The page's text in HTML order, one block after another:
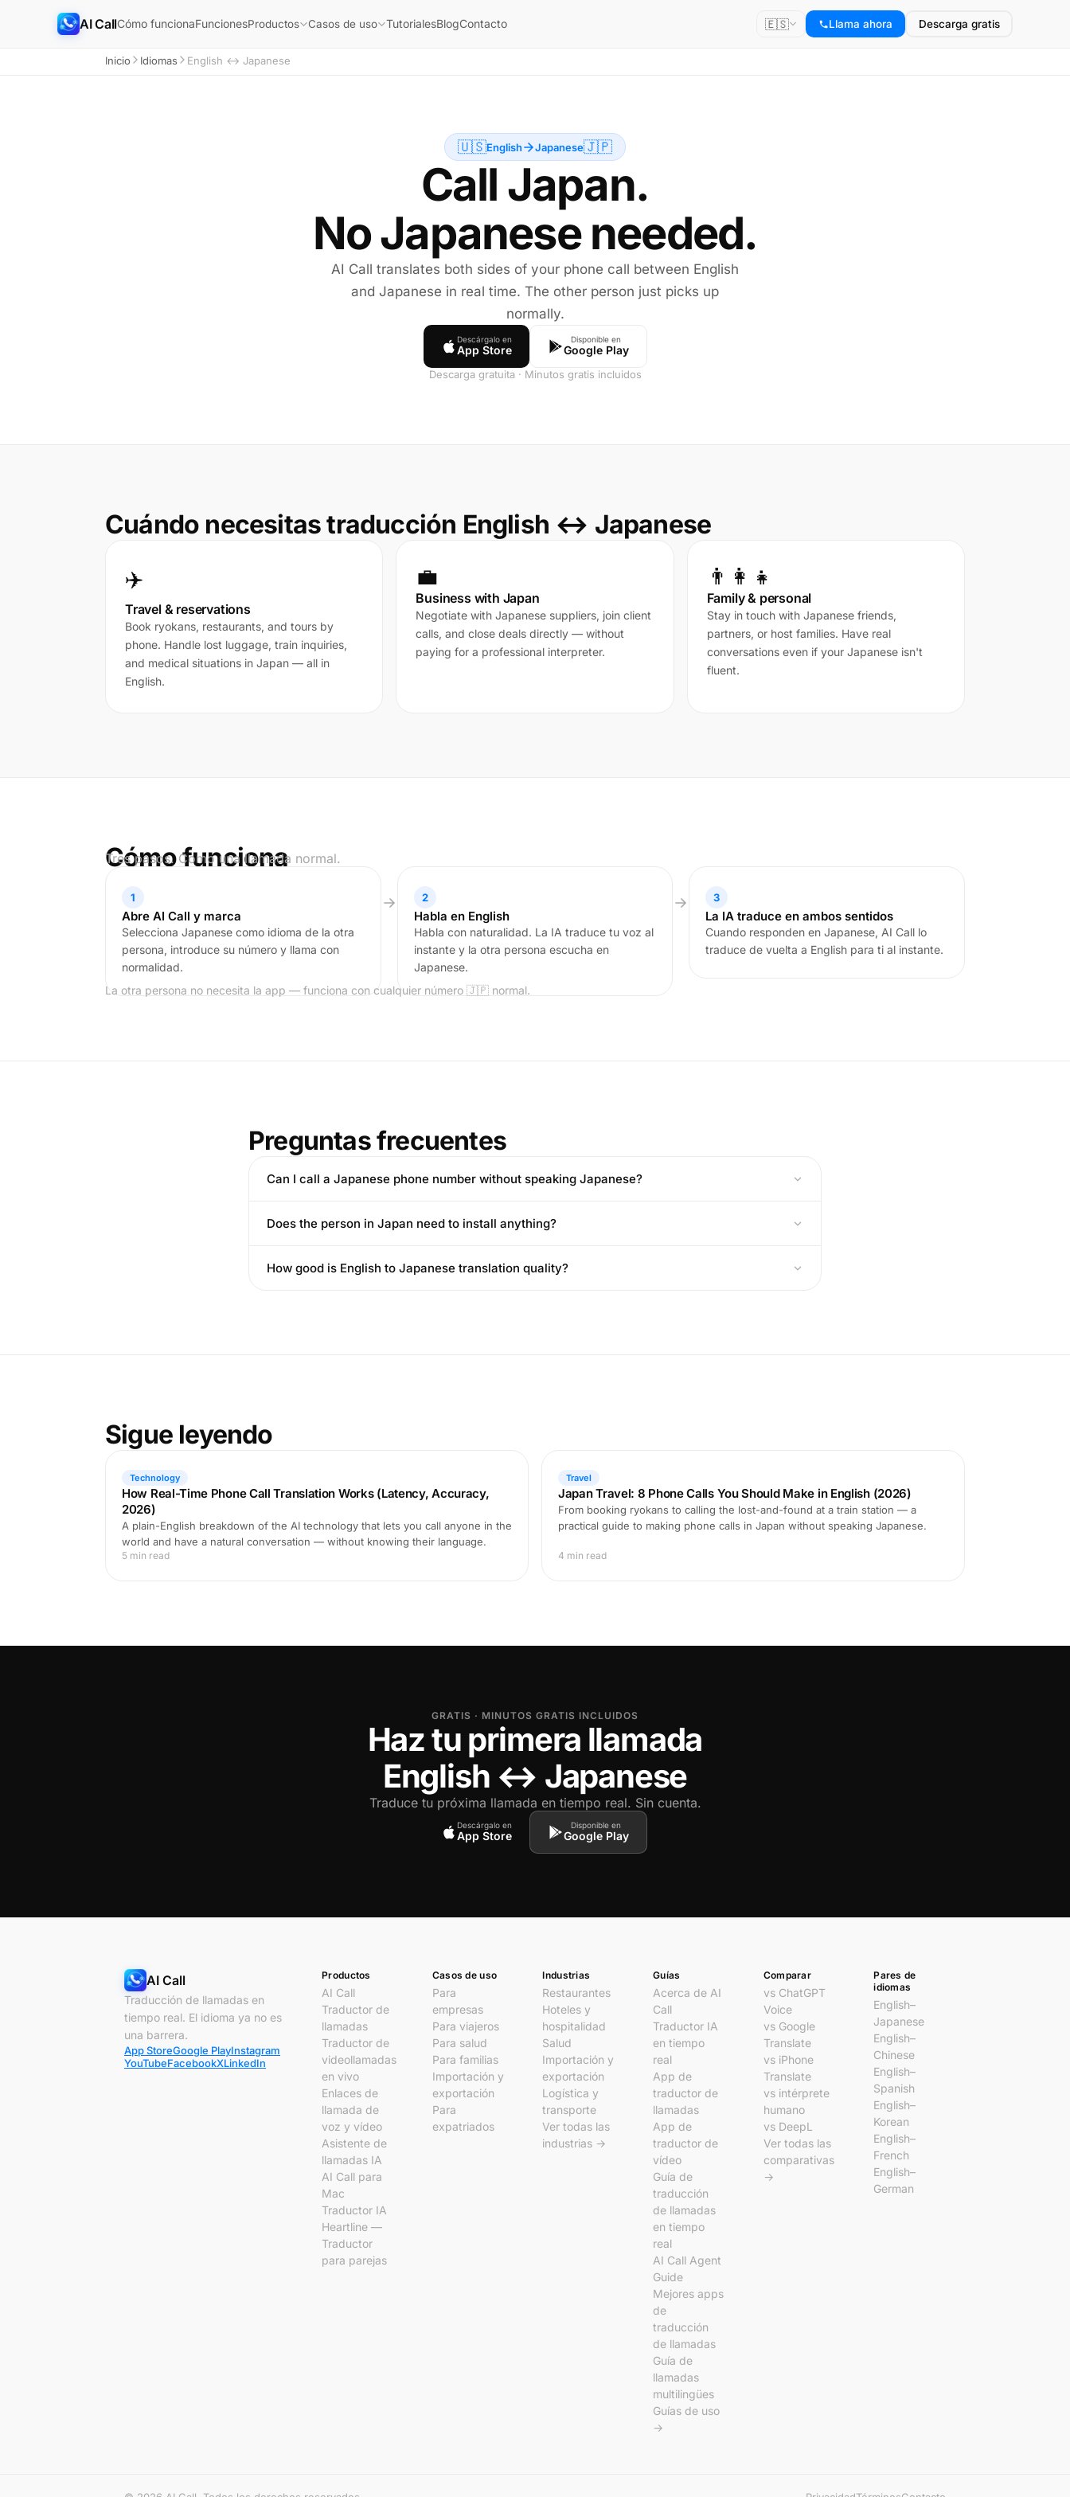
AI CallCómo funcionaFuncionesProductos Casos de uso TutorialesBlogContacto 🇪🇸 Llama ahora Descarga gratis
Inicio Idiomas English ↔ Japanese
🇺🇸English Japanese🇯🇵
Call Japan.
No Japanese needed.
AI Call translates both sides of your phone call between English
and Japanese in real time. The other person just picks up
normally.
Descárgalo en
App Store
Disponible en
Google Play
Descarga gratuita · Minutos gratis incluidos
Cuándo necesitas traducción English ↔ Japanese
✈️
Travel & reservations
Book ryokans, restaurants, and tours by
phone. Handle lost luggage, train inquiries,
and medical situations in Japan — all in
English.
💼
Business with Japan
Negotiate with Japanese suppliers, join client
calls, and close deals directly — without
paying for a professional interpreter.
👨‍👩‍👧
Family & personal
Stay in touch with Japanese friends,
partners, or host families. Have real
conversations even if your Japanese isn't
fluent.
Cómo funciona
Tres pasos. Como una llamada normal.
1
Abre AI Call y marca
Selecciona Japanese como idioma de la otra
persona, introduce su número y llama con
normalidad.
2
Habla en English
Habla con naturalidad. La IA traduce tu voz al
instante y la otra persona escucha en
Japanese.
3
La IA traduce en ambos sentidos
Cuando responden en Japanese, AI Call lo
traduce de vuelta a English para ti al instante.
La otra persona no necesita la app — funciona con cualquier número 🇯🇵 normal.
Preguntas frecuentes
Can I call a Japanese phone number without speaking Japanese?
Does the person in Japan need to install anything?
How good is English to Japanese translation quality?
Sigue leyendo
Technology
How Real-Time Phone Call Translation Works (Latency, Accuracy,
2026)
A plain-English breakdown of the AI technology that lets you call anyone in the
world and have a natural conversation — without knowing their language.
5 min read
Travel
Japan Travel: 8 Phone Calls You Should Make in English (2026)
From booking ryokans to calling the lost-and-found at a train station — a
practical guide to making phone calls in Japan without speaking Japanese.
4 min read
GRATIS · MINUTOS GRATIS INCLUIDOS
Haz tu primera llamada
English ↔ Japanese
Traduce tu próxima llamada en tiempo real. Sin cuenta.
Descárgalo en
App Store
Disponible en
Google Play
AI Call
Traducción de llamadas en
tiempo real. El idioma ya no es
una barrera.
App StoreGoogle PlayInstagram
YouTubeFacebookXLinkedIn
Productos
AI Call
Traductor de
llamadas
Traductor de
videollamadas
en vivo
Enlaces de
llamada de
voz y vídeo
Asistente de
llamadas IA
AI Call para
Mac
Traductor IA
Heartline —
Traductor
para parejas
Casos de uso
Para
empresas
Para viajeros
Para salud
Para familias
Importación y
exportación
Para
expatriados
Industrias
Restaurantes
Hoteles y
hospitalidad
Salud
Importación y
exportación
Logística y
transporte
Ver todas las
industrias →
Guías
Acerca de AI
Call
Traductor IA
en tiempo
real
App de
traductor de
llamadas
App de
traductor de
vídeo
Guía de
traducción
de llamadas
en tiempo
real
AI Call Agent
Guide
Mejores apps
de
traducción
de llamadas
Guía de
llamadas
multilingües
Guías de uso
→
Comparar
vs ChatGPT
Voice
vs Google
Translate
vs iPhone
Translate
vs intérprete
humano
vs DeepL
Ver todas las
comparativas
→
Pares de
idiomas
English–
Japanese
English–
Chinese
English–
Spanish
English–
Korean
English–
French
English–
German